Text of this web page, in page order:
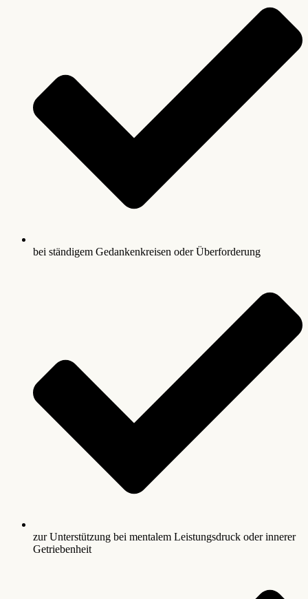
bei ständigem Gedankenkreisen oder Überforderung
zur Unterstützung bei mentalem Leistungsdruck oder innerer
Getriebenheit